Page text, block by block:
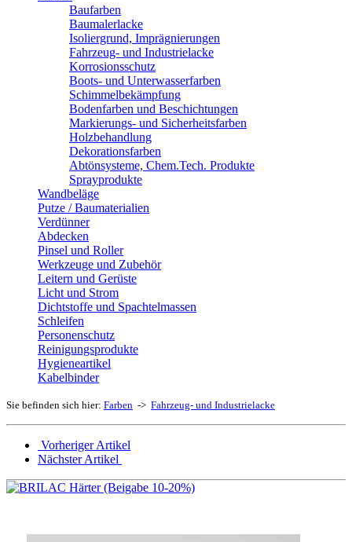
Baufarben
Baumalerlacke
Isoliergrund, Imprägnierungen
Fahrzeug- und Industrielacke
Korrosionsschutz
Boots- und Unterwasserfarben
Schimmelbekämpfung
Bodenfarben und Beschichtungen
Markierungs- und Sicherheitsfarben
Holzbehandlung
Dekorationsfarben
Abtönsysteme, Chem.Tech. Produkte
Sprayprodukte
Wandbeläge
Putze / Baumaterialien
Verdünner
Abdecken
Pinsel und Roller
Werkzeuge und Zubehör
Leitern und Gerüste
Licht und Strom
Dichtstoffe und Spachtelmassen
Schleifen
Personenschutz
Reinigungsprodukte
Hygieneartikel
Kabelbinder
Sie befinden sich hier: Farben -> Fahrzeug- und Industrielacke
Vorheriger Artikel
Nächster Artikel